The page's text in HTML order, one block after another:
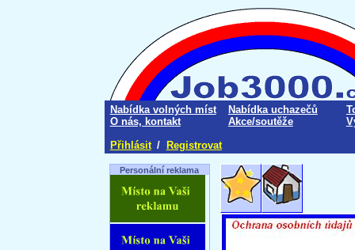
Nabídka volných míst Nabídka uchazečů
O nás, kontakt
Akce/soutěže
Přihlásit / Registrovat
Personální reklama